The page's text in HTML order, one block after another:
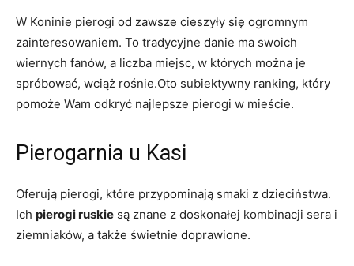
W‍ Koninie pierogi od zawsze ⁢cieszyły się ogromnym
zainteresowaniem. To⁣ tradycyjne ​danie ⁢ma swoich
wiernych fanów, a ‌liczba miejsc, w których można je⁣
spróbować, wciąż rośnie.Oto subiektywny ranking, który
pomoże Wam odkryć najlepsze pierogi ⁣w mieście.
Pierogarnia u Kasi
Oferują pierogi, które przypominają smaki z dzieciństwa.
Ich pierogi ruskie ‍są znane z​ doskonałej kombinacji sera i
ziemniaków, a także świetnie doprawione.